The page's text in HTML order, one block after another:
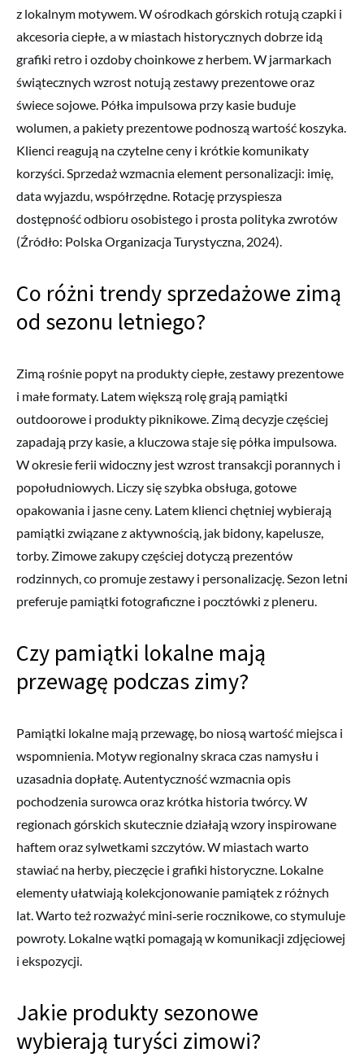
z lokalnym motywem. W ośrodkach górskich rotują czapki i
akcesoria ciepłe, a w miastach historycznych dobrze idą
grafiki retro i ozdoby choinkowe z herbem. W jarmarkach
świątecznych wzrost notują zestawy prezentowe oraz
świece sojowe. Półka impulsowa przy kasie buduje
wolumen, a pakiety prezentowe podnoszą wartość koszyka.
Klienci reagują na czytelne ceny i krótkie komunikaty
korzyści. Sprzedaż wzmacnia element personalizacji: imię,
data wyjazdu, współrzędne. Rotację przyspiesza
dostępność odbioru osobistego i prosta polityka zwrotów
(Źródło: Polska Organizacja Turystyczna, 2024).
Co różni trendy sprzedażowe zimą
od sezonu letniego?
Zimą rośnie popyt na produkty ciepłe, zestawy prezentowe
i małe formaty. Latem większą rolę grają pamiątki
outdoorowe i produkty piknikowe. Zimą decyzje częściej
zapadają przy kasie, a kluczowa staje się półka impulsowa.
W okresie ferii widoczny jest wzrost transakcji porannych i
popołudniowych. Liczy się szybka obsługa, gotowe
opakowania i jasne ceny. Latem klienci chętniej wybierają
pamiątki związane z aktywnością, jak bidony, kapelusze,
torby. Zimowe zakupy częściej dotyczą prezentów
rodzinnych, co promuje zestawy i personalizację. Sezon letni
preferuje pamiątki fotograficzne i pocztówki z pleneru.
Czy pamiątki lokalne mają
przewagę podczas zimy?
Pamiątki lokalne mają przewagę, bo niosą wartość miejsca i
wspomnienia. Motyw regionalny skraca czas namysłu i
uzasadnia dopłatę. Autentyczność wzmacnia opis
pochodzenia surowca oraz krótka historia twórcy. W
regionach górskich skutecznie działają wzory inspirowane
haftem oraz sylwetkami szczytów. W miastach warto
stawiać na herby, pieczęcie i grafiki historyczne. Lokalne
elementy ułatwiają kolekcjonowanie pamiątek z różnych
lat. Warto też rozważyć mini‑serie rocznikowe, co stymuluje
powroty. Lokalne wątki pomagają w komunikacji zdjęciowej
i ekspozycji.
Jakie produkty sezonowe
wybierają turyści zimowi?